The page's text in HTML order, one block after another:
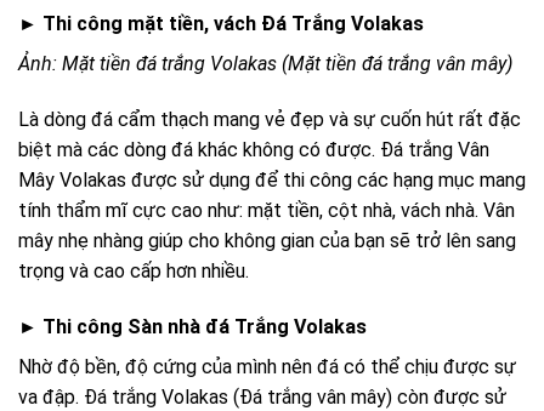
► Thi công mặt tiền, vách Đá Trắng Volakas
Ảnh: Mặt tiền đá trắng Volakas (Mặt tiền đá trắng vân mây)
Là dòng đá cẩm thạch mang vẻ đẹp và sự cuốn hút rất đặc
biệt mà các dòng đá khác không có được. Đá trắng Vân
Mây Volakas được sử dụng để thi công các hạng mục mang
tính thẩm mĩ cực cao như: mặt tiền, cột nhà, vách nhà. Vân
mây nhẹ nhàng giúp cho không gian của bạn sẽ trở lên sang
trọng và cao cấp hơn nhiều.
► Thi công Sàn nhà đá Trắng Volakas
Nhờ độ bền, độ cứng của mình nên đá có thể chịu được sự
va đập. Đá trắng Volakas (Đá trắng vân mây) còn được sử